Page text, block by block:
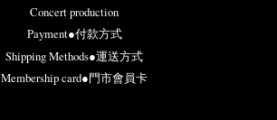
Concert production
Payment●付款方式
Shipping Methods●運送方式
Membership card●門市會員卡